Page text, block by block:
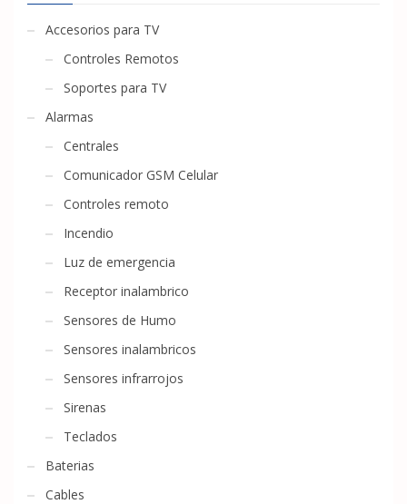
Accesorios para TV
Controles Remotos
Soportes para TV
Alarmas
Centrales
Comunicador GSM Celular
Controles remoto
Incendio
Luz de emergencia
Receptor inalambrico
Sensores de Humo
Sensores inalambricos
Sensores infrarrojos
Sirenas
Teclados
Baterias
Cables